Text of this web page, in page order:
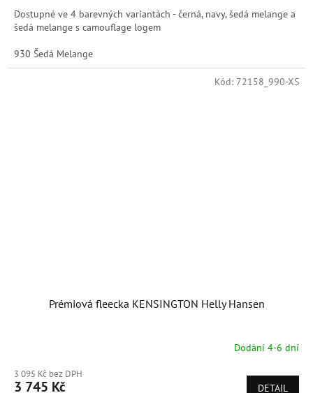
Dostupné ve 4 barevných variantách - černá, navy, šedá melange a
šedá melange s camouflage logem
930 Šedá Melange
Prémiová fleecka KENSINGTON Helly Hansen
Dodání 4-6 dní
3 095 Kč bez DPH
3 745 Kč DETAIL
Kód: 72158_990-XS